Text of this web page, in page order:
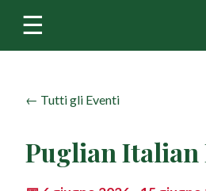
☰
← Tutti gli Eventi
Puglian Italian